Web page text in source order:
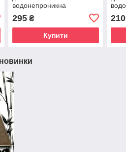
водонепроникна
295₴
Купити
210